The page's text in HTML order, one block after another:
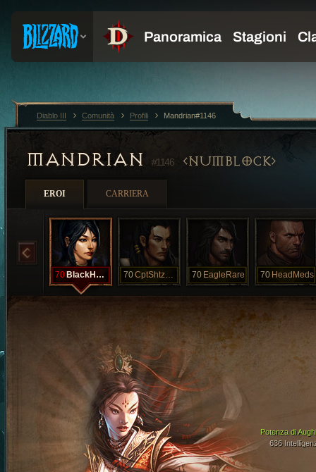
MANDRIAN #1146 NUMBLOCK
EROI CARRIERA
70 BlackHoleSun 70 CptShtzalot 70 EagleRare 70 HeadMeds
Potenza di
636
Diablo III Comunità Profili Mandrian#1146